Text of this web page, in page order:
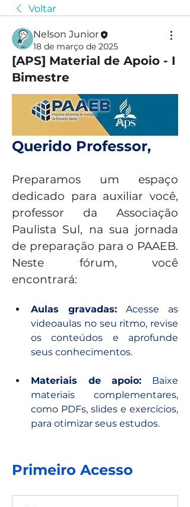
Voltar
Nelson Junior
18 de março de 2025
[APS] Material de Apoio - I
Bimestre
Querido Professor,
Preparamos um espaço
dedicado para auxiliar você,
professor da Associação
Paulista Sul, na sua jornada
de preparação para o PAAEB.
Neste fórum, você
encontrará:
Aulas gravadas: Acesse as
videoaulas no seu ritmo, revise
os conteúdos e aprofunde
seus conhecimentos.
Materiais de apoio: Baixe
materiais complementares,
como PDFs, slides e exercícios,
para otimizar seus estudos.
Primeiro Acesso